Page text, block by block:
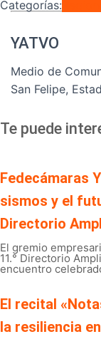
Categorías:
YATVO
Medio de
San Felipe,
Te puede
Fedecámaras
sismos y el
Directorio
El gremio
11.° Directorio
encuentro
El recital
la resiliencia